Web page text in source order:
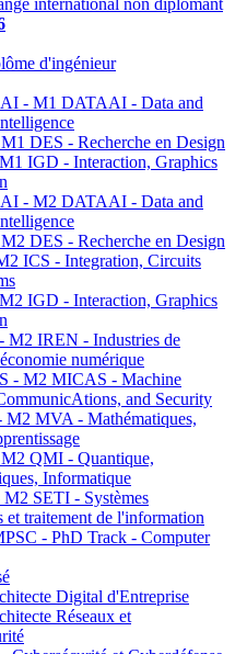
international non diplomant
d'ingénieur
- M1 DATAAI - Data and
DES - Recherche en Design
IGD - Interaction, Graphics
- M2 DATAAI - Data and
DES - Recherche en Design
ICS - Integration, Circuits
IGD - Interaction, Graphics
M2 IREN - Industries de
numérique
- M2 MICAS - Machine
and Security
MVA - Mathématiques,
QMI - Quantique,
Informatique
SETI - Systèmes
et traitement de l'information
- PhD Track - Computer
Digital d'Entreprise
Réseaux et